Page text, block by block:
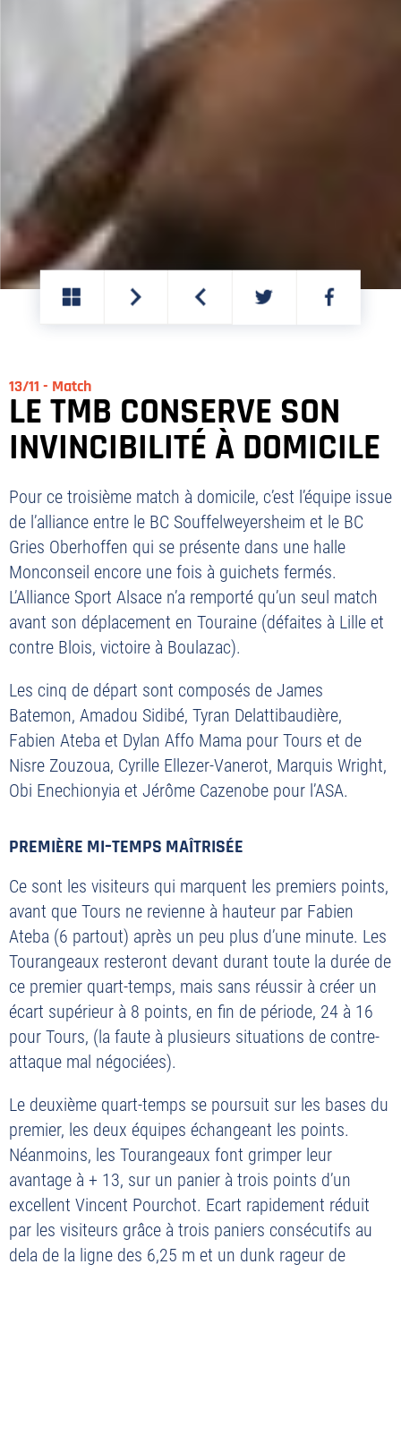
PARTAGER
SUR
PARTAGER
SUR
13/11 - Match
LE TMB CONSERVE SON
INVINCIBILITÉ À DOMICILE
Pour ce troisième match à domicile, c’est l’équipe issue
de l’alliance entre le BC Souffelweyersheim et le BC
Gries Oberhoffen qui se présente dans une halle
Monconseil encore une fois à guichets fermés.
L’Alliance Sport Alsace n’a remporté qu’un seul match
avant son déplacement en Touraine (défaites à Lille et
contre Blois, victoire à Boulazac).
Les cinq de départ sont composés de James
Batemon, Amadou Sidibé, Tyran Delattibaudière,
Fabien Ateba et Dylan Affo Mama pour Tours et de
Nisre Zouzoua, Cyrille Ellezer-Vanerot, Marquis Wright,
Obi Enechionyia et Jérôme Cazenobe pour l’ASA.
PREMIÈRE MI–TEMPS MAÎTRISÉE
Ce sont les visiteurs qui marquent les premiers points,
avant que Tours ne revienne à hauteur par Fabien
Ateba (6 partout) après un peu plus d’une minute. Les
Tourangeaux resteront devant durant toute la durée de
ce premier quart-temps, mais sans réussir à créer un
écart supérieur à 8 points, en fin de période, 24 à 16
pour Tours, (la faute à plusieurs situations de contre-
attaque mal négociées).
Le deuxième quart-temps se poursuit sur les bases du
premier, les deux équipes échangeant les points.
Néanmoins, les Tourangeaux font grimper leur
avantage à + 13, sur un panier à trois points d’un
excellent Vincent Pourchot. Ecart rapidement réduit
par les visiteurs grâce à trois paniers consécutifs au
dela de la ligne des 6,25 m et un dunk rageur de
MENTIONS LÉGALES
POLITIQUE DE CONFIDENTIALITÉ
©2026 Union Tours Basket Metropole - Tous droits réservés | Création &
Développement :G COMME UNE IDÉE